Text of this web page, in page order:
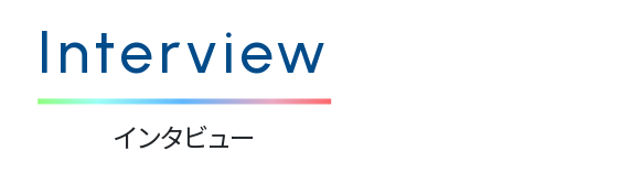
Interview
インタビュー